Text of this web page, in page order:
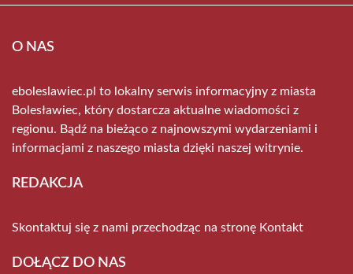
O NAS
eboleslawiec.pl to lokalny serwis informacyjny z miasta
Bolesławiec, który dostarcza aktualne wiadomości z
regionu. Bądź na bieżąco z najnowszymi wydarzeniami i
informacjami z naszego miasta dzięki naszej witrynie.
REDAKCJA
Skontaktuj się z nami przechodząc na stronę Kontakt
DOŁĄCZ DO NAS